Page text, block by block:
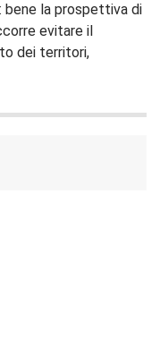
bene la prospettiva di
evitare il
dei territori,